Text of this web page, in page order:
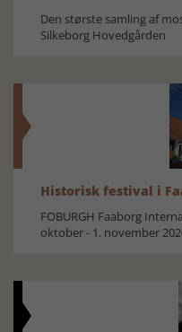
Den største samling af
Silkeborg Hovedgården
Historisk festival i
FOBURGH Faaborg
oktober - 1. november